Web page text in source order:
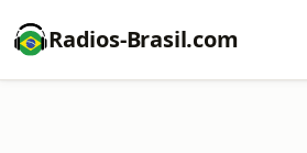
Radios-Brasil.com